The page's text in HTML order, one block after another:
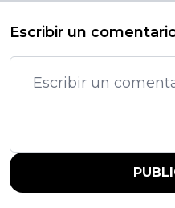
Escribir un